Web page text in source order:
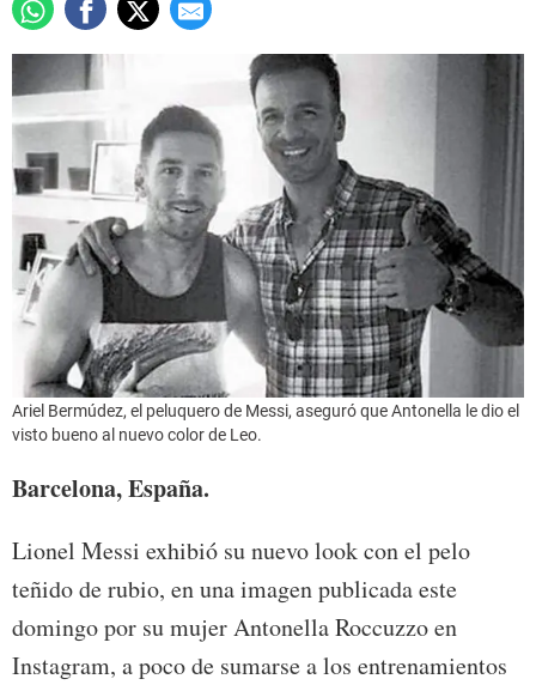
Ariel Bermúdez, el peluquero de Messi, aseguró que Antonella le dio el
visto bueno al nuevo color de Leo.
Barcelona, España.
Lionel Messi exhibió su nuevo look con el pelo
teñido de rubio, en una imagen publicada este
domingo por su mujer Antonella Roccuzzo en
Instagram, a poco de sumarse a los entrenamientos